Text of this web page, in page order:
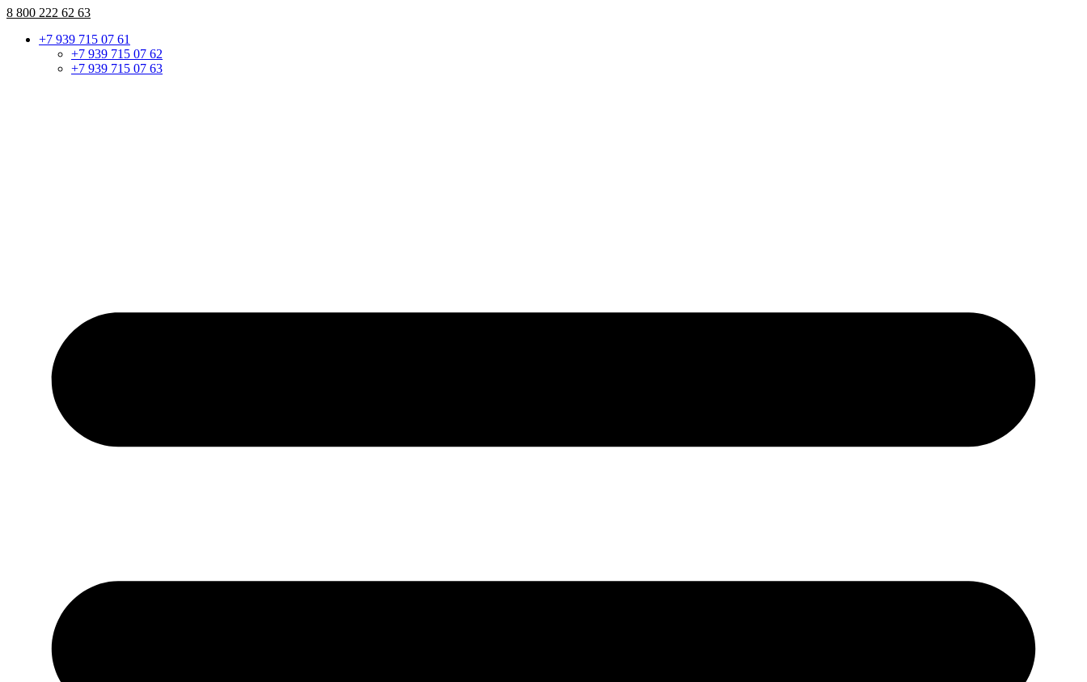
8 800 222 62 63
+7 939 715 07 61
+7 939 715 07 62
+7 939 715 07 63